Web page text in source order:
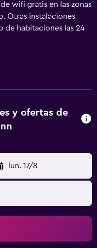
wifi gratis en las zonas
Otras instalaciones
de habitaciones las 24
servicio de
Inn ofrece 32
huéspedes pueden
en las
y dentífrico. Este
a Internet por cable y
especialmente
de negocios se
y teléfono. Las
de agua gratuita y
posible solicitar cambio
ofrece servicio de
y ofertas de
lun. 17/8